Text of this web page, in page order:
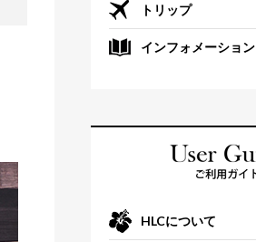
トリップ
インフォメーション
HLCについて